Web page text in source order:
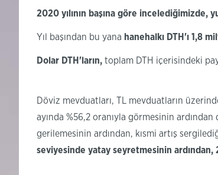
2020 yılının başına göre incelediğimizde,
Yıl başından bu yana hanehalkı DTH'ı 1,8
Dolar DTH'ların, toplam DTH içerisindeki
Döviz mevduatları, TL mevduatların
ayında %56,2 oranıyla görmesinin
gerilemesinin ardından, kısmi artış
seviyesinde yatay seyretmesinin ardından,